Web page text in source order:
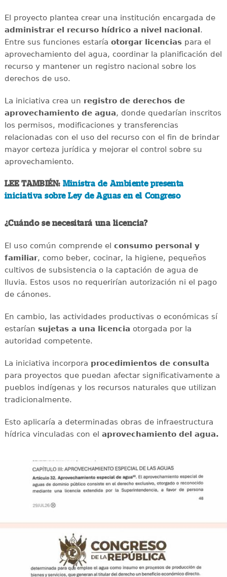
El proyecto plantea crear una institución encargada de
administrar el recurso hídrico a nivel nacional.
Entre sus funciones estaría otorgar licenciaspara el
aprovechamiento del agua, coordinar la planificación del
recurso y mantener un registro nacional sobre los
derechos de uso.
La iniciativa crea un registro de derechos de
aprovechamiento de agua, donde quedarían inscritos
los permisos, modificaciones y transferencias
relacionadas con el uso del recurso con el fin de brindar
mayor certeza jurídica y mejorar el control sobre su
aprovechamiento.
LEE TAMBIÉN: Ministra de Ambiente presenta
iniciativa sobre Ley de Aguas en el Congreso
¿Cuándo se necesitará una licencia?
El uso común comprende el consumo personal y
familiar, como beber, cocinar, la higiene, pequeños
cultivos de subsistencia o la captación de agua de
lluvia. Estos usos no requerirían autorización ni el pago
de cánones.
En cambio, las actividades productivas o económicas sí
estarían sujetas a una licencia otorgada por la
autoridad competente.
La iniciativa incorpora procedimientos de consulta
para proyectos que puedan afectar significativamente a
pueblos indígenas y los recursos naturales que utilizan
tradicionalmente.
Esto aplicaría a determinadas obras de infraestructura
hídrica vinculadas con el aprovechamiento del agua.